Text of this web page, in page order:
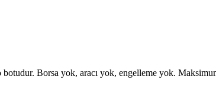
Borsa yok, aracı yok, engelleme yok.